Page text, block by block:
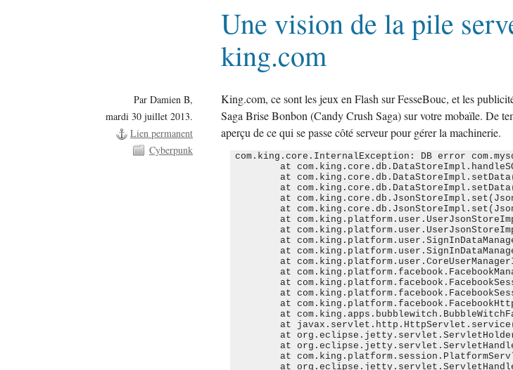
Une vision de la pile
king.com
Par Damien B,
mardi 30 juillet 2013.
Lien permanent
Cyberpunk
King.com, ce sont les jeux en Flash sur FesseBouc, et les
Saga Brise Bonbon (Candy Crush Saga) sur votre mobaïle. De
aperçu de ce qui se passe côté serveur pour gérer la machinerie.
com.king.core.InternalException: DB error